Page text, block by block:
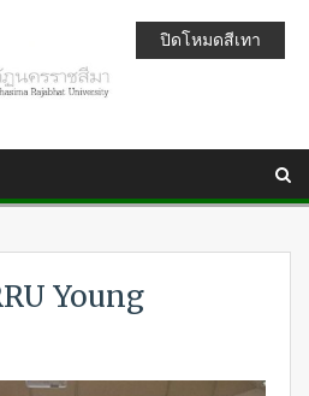
Young
ปิดโหมดสีเทา